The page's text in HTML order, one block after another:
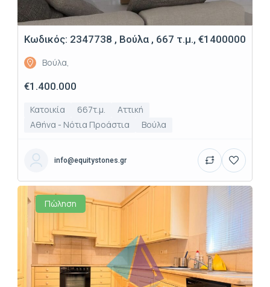
Κωδικός: 2347738 , Βούλα , 667 τ.μ., €1400000
Βούλα,
€1.400.000
Κατοικία 667τ.μ.
Αττική
Αθήνα - Νότια Προάστια
Βούλα
info@equitystones.gr
Πώληση